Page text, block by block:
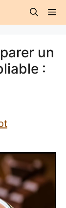
un
: